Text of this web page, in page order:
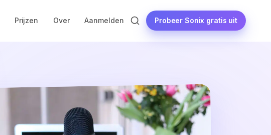
Prijzen Over Aanmelden Probeer Sonix gratis uit